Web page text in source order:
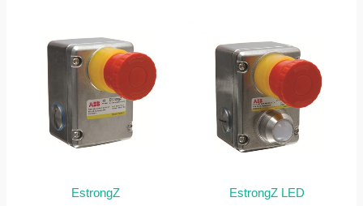
EstrongZ EstrongZ LED